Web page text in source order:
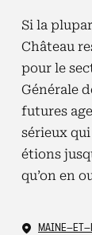
Si la
Château
pour le
Générale
futures
sérieux
étions
qu’on en
MAINE-ET-